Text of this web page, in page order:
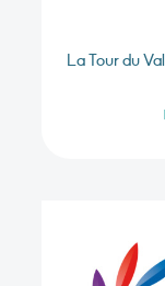
La Tour du